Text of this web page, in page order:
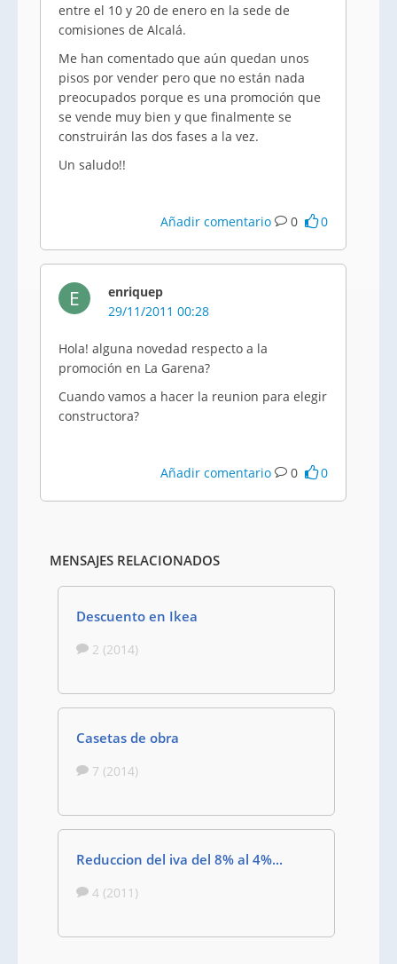
entre el 10 y 20 de enero en la sede de
comisiones de Alcalá.
Me han comentado que aún quedan unos
pisos por vender pero que no están nada
preocupados porque es una promoción que
se vende muy bien y que finalmente se
construirán las dos fases a la vez.
Un saludo!!
Añadir comentario 0 0
E
enriquep
29/11/2011 00:28
Hola! alguna novedad respecto a la
promoción en La Garena?
Cuando vamos a hacer la reunion para elegir
constructora?
Añadir comentario 0 0
MENSAJES RELACIONADOS
Descuento en Ikea
2 (2014)
Casetas de obra
7 (2014)
Reduccion del iva del 8% al 4%...
4 (2011)